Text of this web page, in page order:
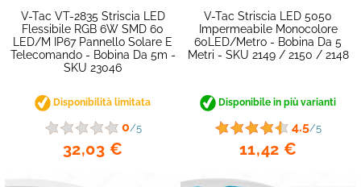
V-Tac VT-2835 Striscia LED
Flessibile RGB 6W SMD 60
LED/m IP67 Pannello Solare E
Telecomando - Bobina Da 5m -
SKU 23046
Disponibilità limitata
0/5
32,03 €
V-Tac Striscia LED 5050
Impermeabile Monocolore
60LED/metro - Bobina Da 5
Metri - SKU 2149 / 2150 / 2148
Disponibile in più varianti
4.5/5
11,42 €